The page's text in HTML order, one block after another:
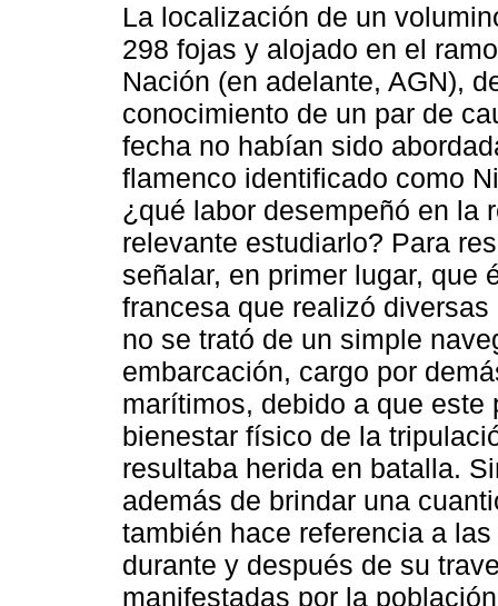
La localización de un
298 fojas y alojado en el
Nación (en adelante, AGN),
conocimiento de un par de
fecha no habían sido
flamenco identificado como
¿qué labor desempeñó en la
relevante estudiarlo? Para
señalar, en primer lugar, que
francesa que realizó
no se trató de un simple
embarcación, cargo por
marítimos, debido a que
bienestar físico de la
resultaba herida en batalla.
además de brindar una
también hace referencia a
durante y después de su
manifestadas por la